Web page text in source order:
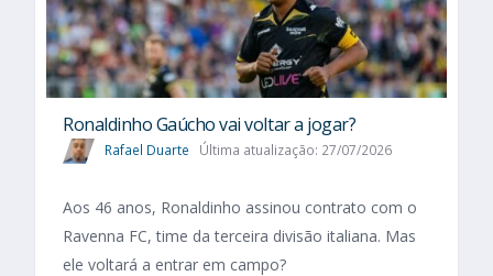
Ronaldinho Gaúcho vai voltar a jogar?
Rafael Duarte Última atualização: 27/07/2026
Aos 46 anos, Ronaldinho assinou contrato com o
Ravenna FC, time da terceira divisão italiana. Mas
ele voltará a entrar em campo?